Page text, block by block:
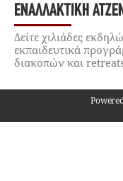
ΕΝΑΛΛΑΚΤΙΚΉ
Δείτε χιλιάδες
εκπαιδευτικά
διακοπών και